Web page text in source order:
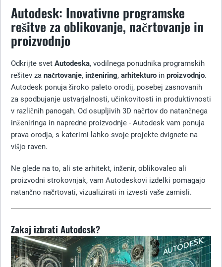
Autodesk: Inovativne programske
rešitve za oblikovanje, načrtovanje in
proizvodnjo
Odkrijte svet Autodeska, vodilnega ponudnika programskih
rešitev za načrtovanje, inženiring, arhitekturo in proizvodnjo.
Autodesk ponuja široko paleto orodij, posebej zasnovanih
za spodbujanje ustvarjalnosti, učinkovitosti in produktivnosti
v različnih panogah. Od osupljivih 3D načrtov do natančnega
inženiringa in napredne proizvodnje - Autodesk vam ponuja
prava orodja, s katerimi lahko svoje projekte dvignete na
višjo raven.
Ne glede na to, ali ste arhitekt, inženir, oblikovalec ali
proizvodni strokovnjak, vam Autodeskovi izdelki pomagajo
natančno načrtovati, vizualizirati in izvesti vaše zamisli.
Zakaj izbrati Autodesk?